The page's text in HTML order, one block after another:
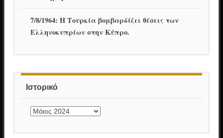
7/8/1964: Η Τουρκία βομβαρδίζει θέσεις των
Ελληνοκυπρίων στην Κύπρο.
Ιστορικό
Ιστορικό